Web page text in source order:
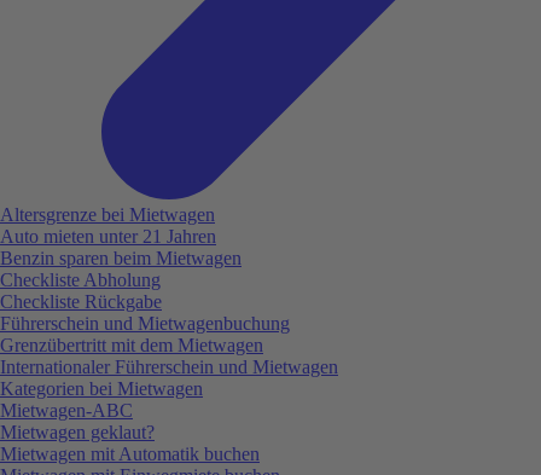
Altersgrenze bei Mietwagen
Auto mieten unter 21 Jahren
Benzin sparen beim Mietwagen
Checkliste Abholung
Checkliste Rückgabe
Führerschein und Mietwagenbuchung
Grenzübertritt mit dem Mietwagen
Internationaler Führerschein und Mietwagen
Kategorien bei Mietwagen
Mietwagen-ABC
Mietwagen geklaut?
Mietwagen mit Automatik buchen